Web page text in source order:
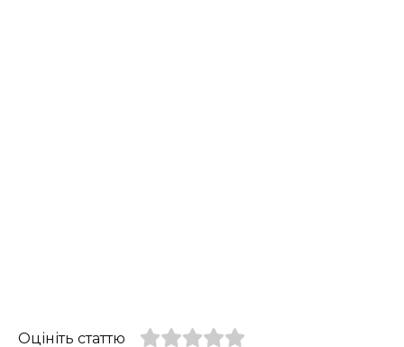
Оцініть статтю